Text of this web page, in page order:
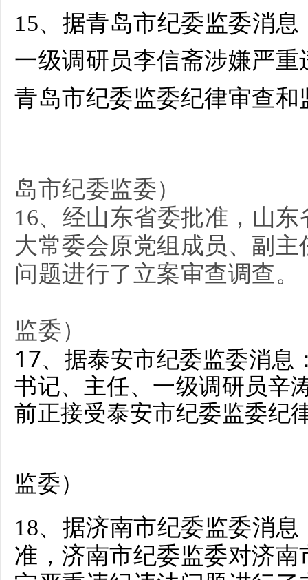
15、据青岛市纪委监委消息
一级调研员李信斋涉嫌严重
青岛市纪委监委纪律审查和
岛市纪委监委）
16、经山东省委批准，山
大常委会原党组成员、副
问题进行了立案审查调查。
监委）
17、
据泰安市纪委监委消息
书记、主任、一级调研员辛
前正接受泰安市纪委监委纪
监委）
18、据济南市纪委监委消息
准，济南市纪委监委对济南